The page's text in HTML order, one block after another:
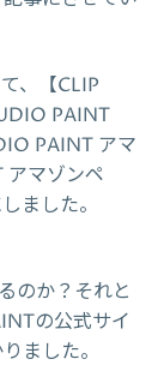
、【CLIP
PAINT
PAINT アマ
アマゾンペ
ました。
のか？それと
の公式サイ
ました。